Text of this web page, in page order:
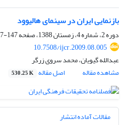
بازنمایی ایران در سینمای هالیوود
دوره 2، شماره 4، زمستان 1388، صفحه
147-177
10.7508/ijcr.2009.08.005
عبدالله گیویان، محمد سروی زرگر
مشاهده مقاله
اصل مقاله 530.25 K
مقالات آماده انتشار